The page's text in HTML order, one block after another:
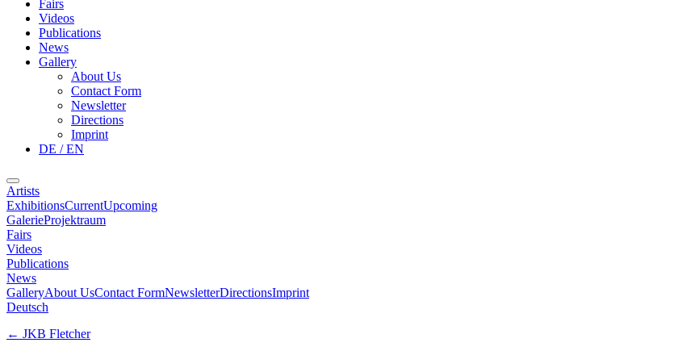
Fairs
Videos
Publications
News
Gallery
About Us
Contact Form
Newsletter
Directions
Imprint
DE / EN
Artists
ExhibitionsCurrentUpcoming
GalerieProjektraum
Fairs
Videos
Publications
News
GalleryAbout UsContact FormNewsletterDirectionsImprint
Deutsch
← JKB Fletcher